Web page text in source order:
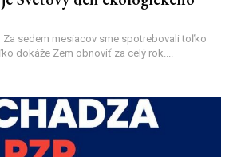
sedem mesiacov sme spotrebovali toľko
dokáže Zem obnoviť za celý rok....